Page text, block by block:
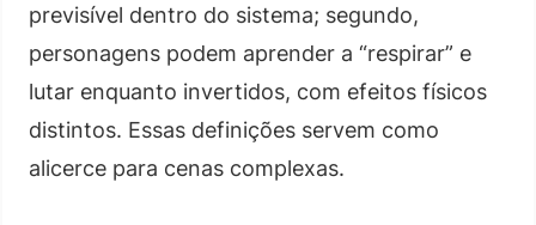
previsível dentro do sistema; segundo,
personagens podem aprender a “respirar” e
lutar enquanto invertidos, com efeitos físicos
distintos. Essas definições servem como
alicerce para cenas complexas.